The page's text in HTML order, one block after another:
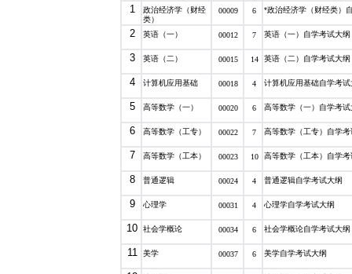
1
政治经济学（财经
类）
00009 6 *政治经济学（财经类）
2 英语（一） 00012 7 英语（一）自学考试大纲
3 英语（二） 00015 14 英语（二）自学考试大纲
4 计算机应用基础 00018 4 计算机应用基础自学考
5 高等数学（一） 00020 6 高等数学（一）自学考
6 高等数学（工专） 00022 7 高等数学（工专）自学
7 高等数学（工本） 00023 10 高等数学（工本）自学
8 普通逻辑 00024 4 普通逻辑自学考试大纲
9 心理学 00031 4 心理学自学考试大纲
10 社会学概论 00034 6 社会学概论自学考试大纲
11 美学 00037 6 美学自学考试大纲